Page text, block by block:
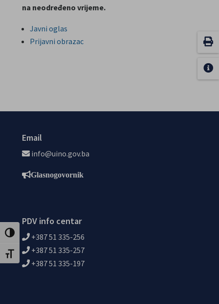
Uključi / isključi visoki kontrast
Uključi / isključi veličinu fonta
na neodređeno vrijeme.
Javni oglas
Prijavni obrazac
Email
info@uino.gov.ba
Glasnogovornik
PDV info centar
+387 51 335-256
+387 51 335-257
+387 51 335-197